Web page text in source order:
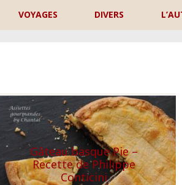
VOYAGES DIVERS
Prénom
Gâteau basque Pie –
Recette de Philippe
Conticini